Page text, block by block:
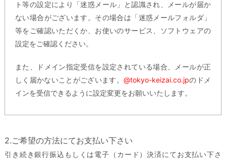
ト等の設定により「迷惑メール」と認識され、メールが届か
ない場合がございます。その場合は「迷惑メールフォルダ」
等をご確認いただくか、お使いのサービス、ソフトウェアの
設定をご確認ください。
また、ドメイン指定受信を設定されている場合、メールが正
しく届かないことがございます。@tokyo-keizai.co.jpのドメ
インを受信できるように設定変更をお願いいたします。
2.ご希望の方法にてお支払い下さい
引き続き銀行振込もしくは電子（カード）決済にてお支払い下さ